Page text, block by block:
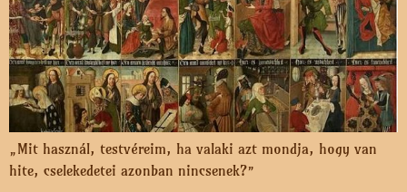
„Mit használ, testvéreim, ha valaki azt mondja, hogy van
hite, cselekedetei azonban nincsenek?”